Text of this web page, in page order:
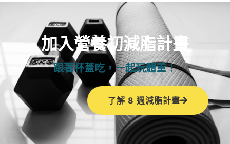
加入營養初減脂計畫
跟著杯蓋吃，一起玩體重！
了解 8 週減脂計畫